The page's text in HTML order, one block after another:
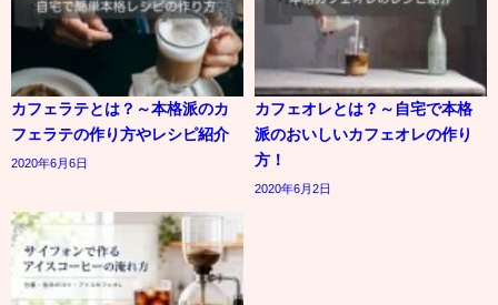
カフェラテとは？～本格派のカ
フェラテの作り方やレシピ紹介
2020年6月6日
カフェオレとは？～自宅で本格
派のおいしいカフェオレの作り
方！
2020年6月2日